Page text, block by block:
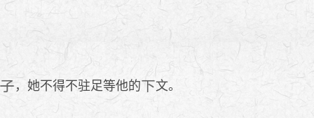
，她不得不驻足等他的 文。